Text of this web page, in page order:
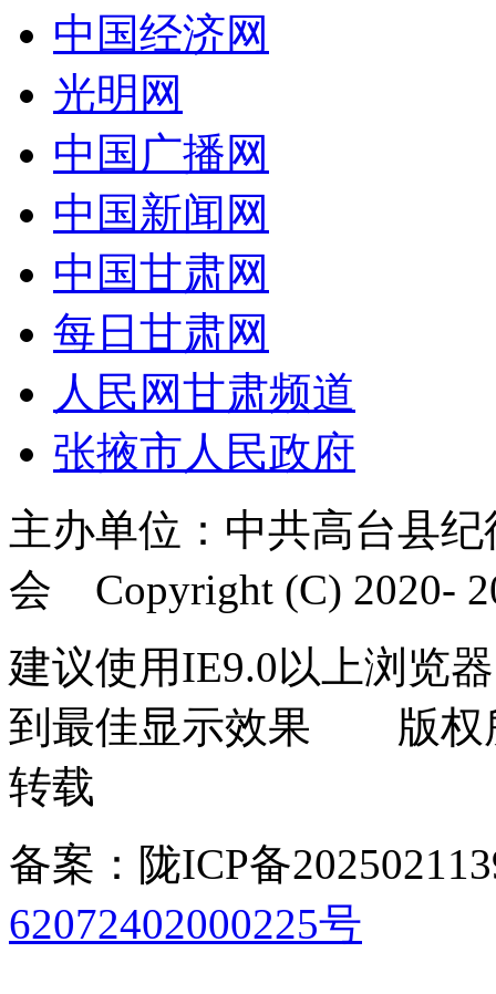
中国经济网
光明网
中国广播网
中国新闻网
中国甘肃网
每日甘肃网
人民网甘肃频道
张掖市人民政府
主办单位：中共高台县
会 Copyright (C) 2020-
建议使用IE9.0以上浏览
到最佳显示效果 版权
转载
备案：陇ICP备
62072402000225号